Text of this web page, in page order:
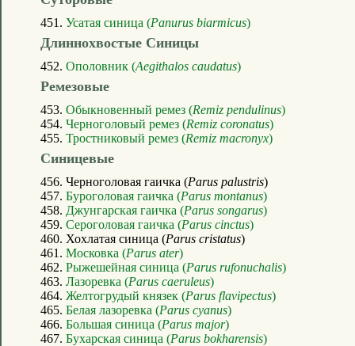
451. Усатая синица (Panurus biarmicus)
Длиннохвостые Синицы
452. Ополовник (Aegithalos caudatus)
Ремезовые
453. Обыкновенный ремез (Remiz pendulinus)
454. Черноголовый ремез (Remiz coronatus)
455. Тростниковый ремез (Remiz macronyx)
Синицевые
456. Черноголовая гаичка (Parus palustris)
457. Буроголовая гаичка (Parus montanus)
458. Джунгарская гаичка (Parus songarus)
459. Сероголовая гаичка (Parus cinctus)
460. Хохлатая синица (Parus cristatus)
461. Московка (Parus ater)
462. Рыжешейная синица (Parus rufonuchalis)
463. Лазоревка (Parus caeruleus)
464. Желтогрудый князек (Parus flavipectus)
465. Белая лазоревка (Parus cyanus)
466. Большая синица (Parus major)
467. Бухарская синица (Parus bokharensis)